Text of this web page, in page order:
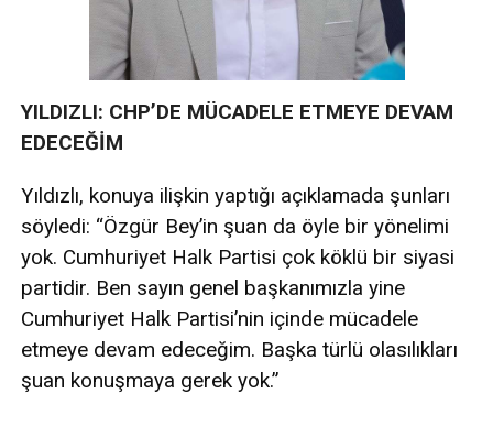
YILDIZLI: CHP’DE MÜCADELE ETMEYE DEVAM
EDECEĞİM
Yıldızlı, konuya ilişkin yaptığı açıklamada şunları
söyledi: “Özgür Bey’in şuan da öyle bir yönelimi
yok. Cumhuriyet Halk Partisi çok köklü bir siyasi
partidir. Ben sayın genel başkanımızla yine
Cumhuriyet Halk Partisi’nin içinde mücadele
etmeye devam edeceğim. Başka türlü olasılıkları
şuan konuşmaya gerek yok.”